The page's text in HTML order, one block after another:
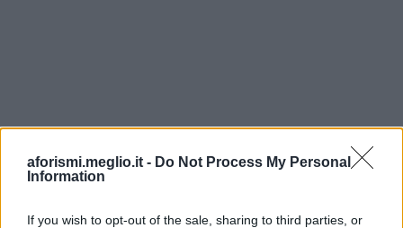
aforismi.meglio.it - Do Not Process My Personal
Information
If you wish to opt-out of the sale, sharing to third parties, or